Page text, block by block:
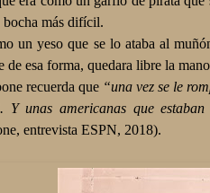
bocha más difícil.
un yeso que se lo ataba al
de esa forma, quedara libre la
recuerda que “una vez se le
Y unas americanas que
entrevista ESPN, 2018).